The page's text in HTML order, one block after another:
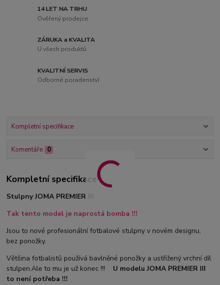
14 LET NA TRHU
Ověřený prodejce
ZÁRUKA a KVALITA
U všech produktů
KVALITNÍ SERVIS
Odborné poradenství
Kompletní specifikace
Komentáře 0
Kompletní specifikace
Stulpny JOMA PREMIER III
Tak tento model je naprostá bomba !!!
Jsou to nové profesionální fotbalové stulpny v novém designu,
bez ponožky.
Většina fotbalistů používá bavlněné ponožky a ustřižený vrchní díl
stulpen.Ale to mu je už konec !!! U modelu JOMA PREMIER III
to není potřeba !!!